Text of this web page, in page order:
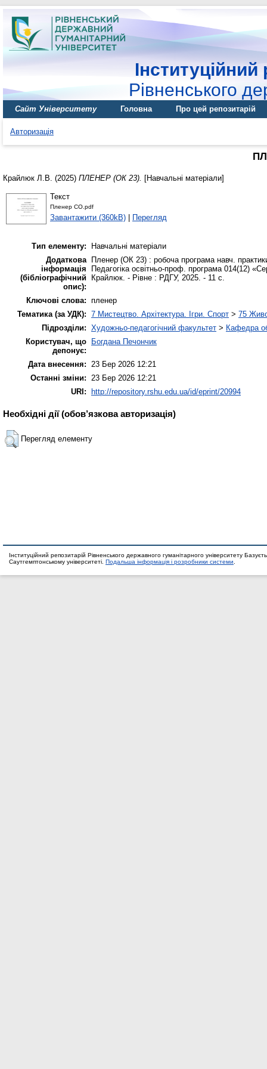
Інституційний
Рівненського
Сайт Університету Головна Про цей репозитарій
Авторизація
Крайлюк Л.В. (2025) ПЛЕНЕР (ОК 23). [Навчальні матеріали]
Текст
Пленер СО.pdf
Завантажити (360kB) | Перегляд
Тип елементу:
Навчальні матеріали
Додаткова
інформація
(бібліографічний
опис):
Пленер (ОК 23) : робоча програма навч.
Педагогіка освітньо-проф. програма 014(12)
Крайлюк. - Рівне : РДГУ, 2025. - 11 с.
Ключові слова: пленер
Тематика (за УДК): 7 Мистецтво. Архітектура. Ігри. Спорт > 75
Підрозділи: Художньо-педагогічний факультет > Кафедра
Користувач, що
депонує:
Богдана Печончик
Дата внесення: 23 Бер 2026 12:21
Останні зміни: 23 Бер 2026 12:21
URI:
http://repository.rshu.edu.ua/id/eprint/20994
Необхідні дії (обов’язкова авторизація)
Перегляд елементу
Інституційний репозитарій Рівненського державного гуманітарного університету
Саутгемптонському університеті. Подальша інформація і розробники системи